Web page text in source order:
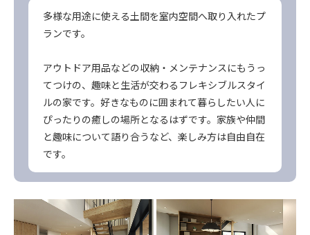
多様な用途に使える土間を室内空間へ取り入れたプ
ランです。
アウトドア用品などの収納・メンテナンスにもうっ
てつけの、趣味と生活が交わるフレキシブルスタイ
ルの家です。好きなものに囲まれて暮らしたい人に
ぴったりの癒しの場所となるはずです。家族や仲間
と趣味について語り合うなど、楽しみ方は自由自在
です。